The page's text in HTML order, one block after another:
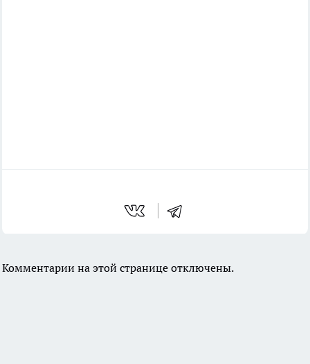
Комментарии на этой странице отключены.